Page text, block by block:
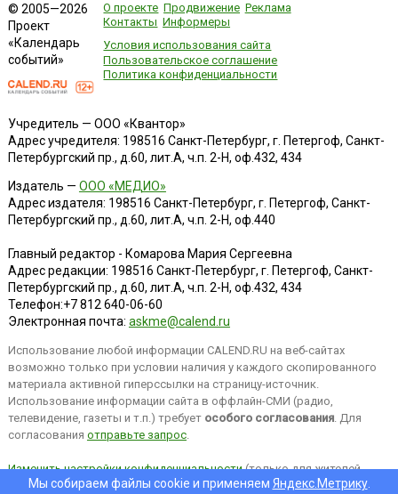
© 2005—2026
Проект
«Календарь
событий»
О проекте Продвижение Реклама
Контакты Информеры
Условия использования сайта
Пользовательское соглашение
Политика конфиденциальности
Учредитель — ООО «Квантор»
Адрес учредителя: 198516 Санкт-Петербург, г. Петергоф, Санкт-
Петербургский пр., д.60, лит.А, ч.п. 2-Н, оф.432, 434
Издатель — ООО «МЕДИО»
Адрес издателя: 198516 Санкт-Петербург, г. Петергоф, Санкт-
Петербургский пр., д.60, лит.А, ч.п. 2-Н, оф.440
Главный редактор - Комарова Мария Сергеевна
Адрес редакции: 198516 Санкт-Петербург, г. Петергоф, Санкт-
Петербургский пр., д.60, лит.А, ч.п. 2-Н, оф.432, 434
Телефон:+7 812 640-06-60
Электронная почта: askme@calend.ru
Использование любой информации CALEND.RU на веб-сайтах
возможно только при условии наличия у каждого скопированного
материала активной гиперссылки на страницу-источник.
Использование информации сайта в оффлайн-СМИ (радио,
телевидение, газеты и т.п.) требует особого согласования. Для
согласования отправьте запрос.
Изменить настройки конфиденциальности(только для жителей
EEA).Мы собираем файлы cookie и применяем Яндекс.Метрику.